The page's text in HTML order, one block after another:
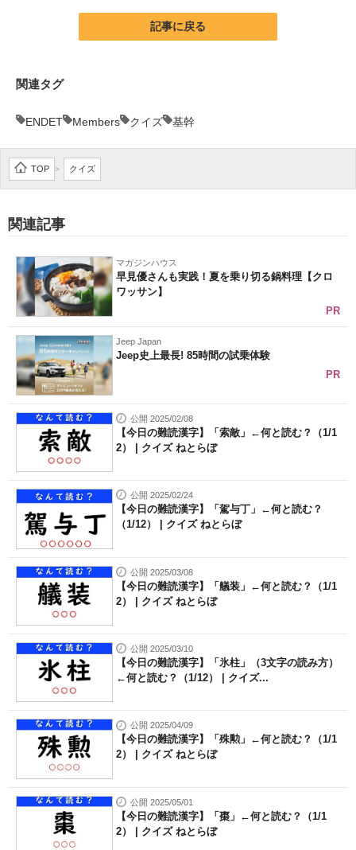
記事に戻る
関連タグ
ENDET Members クイズ 基幹
TOP > クイズ
関連記事
マガジンハウス
早見優さんも実践！夏を乗り切る鍋料理【クロ
ワッサン】
PR
Jeep Japan
Jeep史上最長! 85時間の試乗体験
PR
公開 2025/02/08
【今日の難読漢字】「索敵」←何と読む？（1/1
2） | クイズ ねとらぼ
公開 2025/02/24
【今日の難読漢字】「駕与丁」←何と読む？
（1/12） | クイズ ねとらぼ
公開 2025/03/08
【今日の難読漢字】「艤装」←何と読む？（1/1
2） | クイズ ねとらぼ
公開 2025/03/10
【今日の難読漢字】「氷柱」（3文字の読み方）
←何と読む？（1/12） | クイズ...
公開 2025/04/09
【今日の難読漢字】「殊勲」←何と読む？（1/1
2） | クイズ ねとらぼ
公開 2025/05/01
【今日の難読漢字】「棗」←何と読む？（1/1
2） | クイズ ねとらぼ